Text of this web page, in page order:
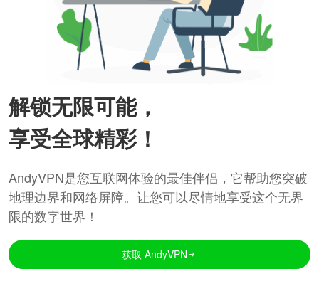
解锁无限可能，
享受全球精彩！
AndyVPN是您互联网体验的最佳伴侣，它帮助您突破
地理边界和网络屏障。让您可以尽情地享受这个无界
限的数字世界！
获取 AndyVPN